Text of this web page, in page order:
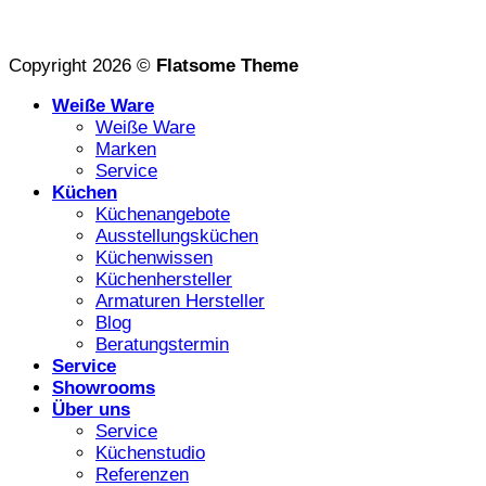
Copyright 2026 © Flatsome Theme
Weiße Ware
Weiße Ware
Marken
Service
Küchen
Küchenangebote
Ausstellungsküchen
Küchenwissen
Küchenhersteller
Armaturen Hersteller
Blog
Beratungstermin
Service
Showrooms
Über uns
Service
Küchenstudio
Referenzen